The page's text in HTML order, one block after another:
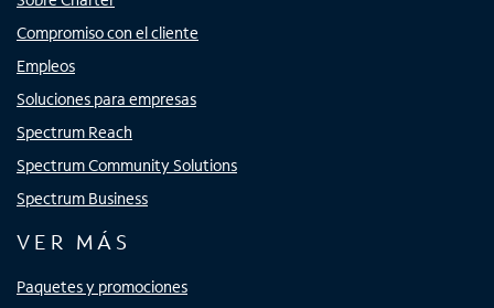
Compromiso con el cliente
Empleos
Soluciones para empresas
Spectrum Reach
Spectrum Community Solutions
Spectrum Business
VER MÁS
Paquetes y promociones